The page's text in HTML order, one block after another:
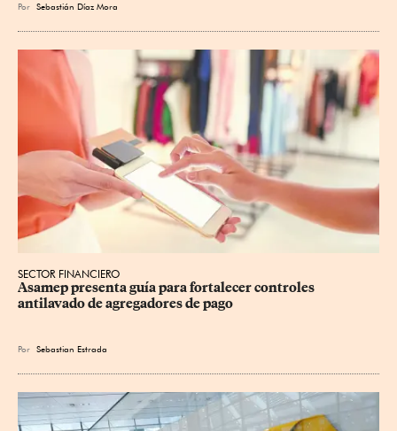
Por Sebastián Díaz Mora
SECTOR FINANCIERO
Asamep presenta guía para fortalecer controles
antilavado de agregadores de pago
Por Sebastian Estrada